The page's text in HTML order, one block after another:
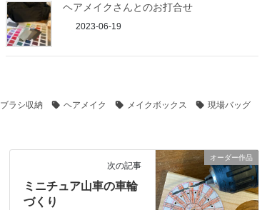
ヘアメイクさんとのお打合せ
2023-06-19
ブラシ収納 ヘアメイク メイクボックス 現場バッグ
オーダー作品
次の記事
ミニチュア山車の車輪
づくり